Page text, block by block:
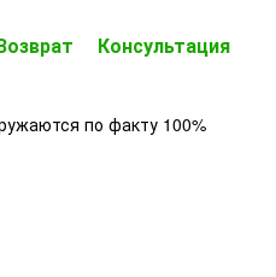
Консультация
по факту 100%